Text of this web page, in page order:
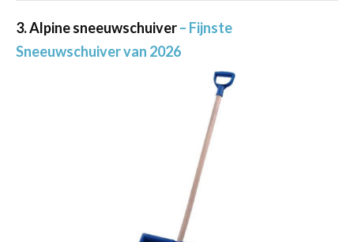
3. Alpine sneeuwschuiver– Fijnste
Sneeuwschuiver van 2026